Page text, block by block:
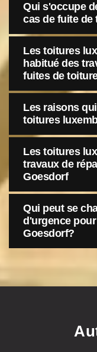
Qui s'occupe
cas de fuite de
Les toitures
habitué des
fuites de
Les raisons
toitures
Les toitures
travaux de
Goesdorf
Qui peut se
d'urgence
Goesdorf?